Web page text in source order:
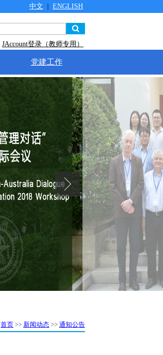
中文 ENGLISH
JAccount登录（教师专用）
党建工作
首页 >> 新闻动态 >> 通知公告